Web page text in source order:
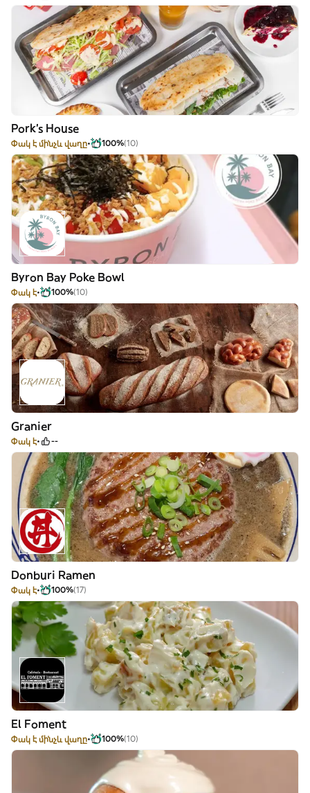
Pork's House
Փակ է մինչև վաղը 100%(10)
Byron Bay Poke Bowl
Փակ է 100%(10)
Granier
Փակ է --
Donburi Ramen
Փակ է 100%(17)
El Foment
Փակ է մինչև վաղը 100%(10)